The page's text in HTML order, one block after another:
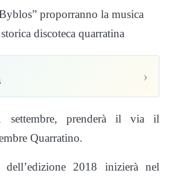
proporranno la musica
discoteca quarratina
›
settembre, prenderà il via il
Quarratino.
2018 inizierà nel